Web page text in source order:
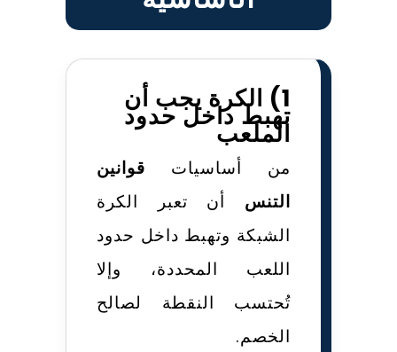
1) الكرة يجب أن
تهبط داخل حدود
الملعب
من أساسيات قوانين
التنس أن تعبر الكرة
الشبكة وتهبط داخل حدود
اللعب المحددة، وإلا
تُحتسب النقطة لصالح
الخصم.